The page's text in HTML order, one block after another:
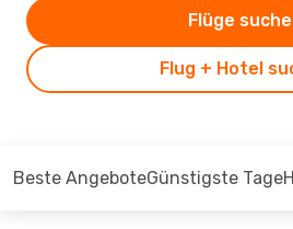
Flug + Hotel
Flüge
Beste AngeboteGünstigste Tage